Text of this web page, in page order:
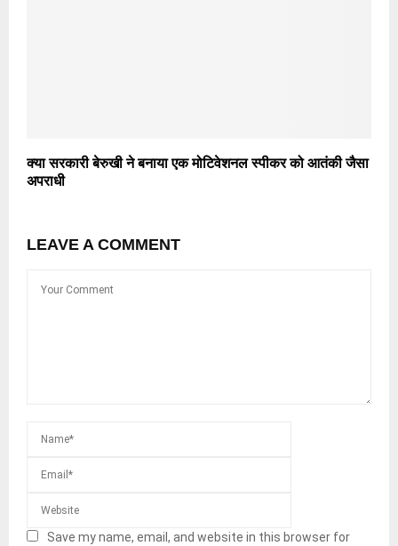
क्या सरकारी बेरुखी ने बनाया एक मोटिवेशनल स्पीकर को आतंकी जैसा
अपराधी
LEAVE A COMMENT
Save my name, email, and website in this browser for